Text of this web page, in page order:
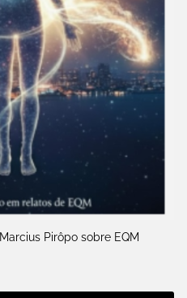
Pirôpo sobre EQM